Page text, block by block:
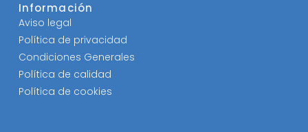
Información
Aviso legal
Política de privacidad
Condiciones Generales
Política de calidad
Política de cookies